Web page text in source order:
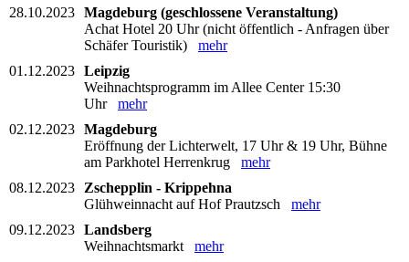
28.10.2023 Magdeburg (geschlossene Veranstaltung)
Achat Hotel 20 Uhr (nicht öffentlich - Anfragen über
Schäfer Touristik) mehr
01.12.2023 Leipzig
Weihnachtsprogramm im Allee Center 15:30
Uhr mehr
02.12.2023 Magdeburg
Eröffnung der Lichterwelt, 17 Uhr & 19 Uhr, Bühne
am Parkhotel Herrenkrug mehr
08.12.2023
Zschepplin - Krippehna
Glühweinnacht auf Hof Prautzsch mehr
09.12.2023 Landsberg
Weihnachtsmarkt mehr